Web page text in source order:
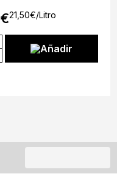
€21,50€/Litro
Añadir